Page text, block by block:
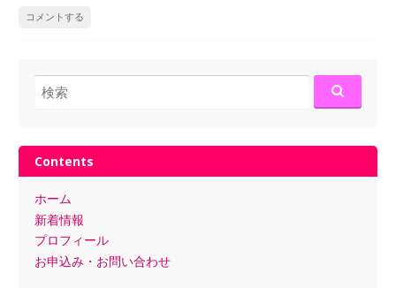
コメントする
検索:
Contents
ホーム
新着情報
プロフィール
お申込み・お問い合わせ